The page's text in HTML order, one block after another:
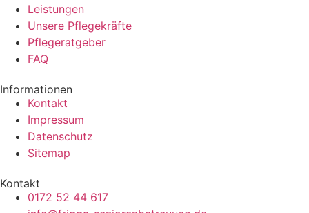
Leistungen
Unsere Pflegekräfte
Pflegeratgeber
FAQ
Informationen
Kontakt
Impressum
Datenschutz
Sitemap
Kontakt
0172 52 44 617